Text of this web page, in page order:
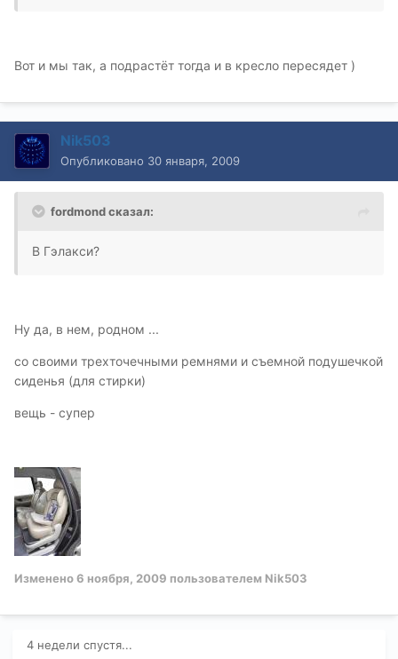
Вот и мы так, а подрастёт тогда и в кресло пересядет )
Nik503
Опубликовано 30 января, 2009
fordmond сказал:
В Гэлакси?
Ну да, в нем, родном ...
со своими трехточечными ремнями и съемной подушечкой
сиденья (для стирки)
вещь - супер
Изменено6 ноября, 2009 пользователем Nik503
4 недели спустя...